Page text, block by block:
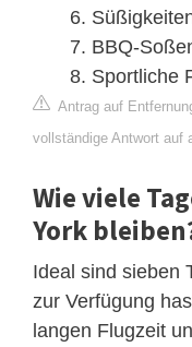
BBQ-
Sportliche
Antrag auf
vollständige Antwort auf
Wie viele
York
Ideal sind sieben
zur Verfügung
langen Flugzeit